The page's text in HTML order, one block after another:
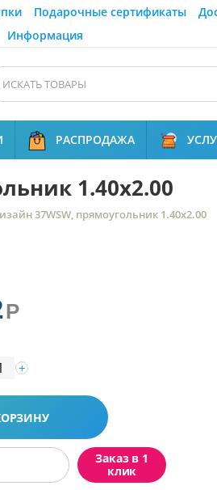
Подарочные сертификаты
Информация
РАСПРОДАЖА
1.40x2.00
37WSW, прямоугольник 1.40x2.00
Р
+
Заказ в 1
клик